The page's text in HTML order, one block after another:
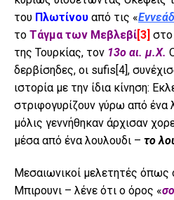
του Πλωτίνου από τις «
το Τάγμα των Μεβλεβί[3] στο
της Τουρκίας, τον 13ο αι. μ.Χ.
δερβίσηδες, οι sufis[4],
ιστορία με την ίδια κίνηση:
στριφογυρίζουν γύρω από ένα
μόλις γεννήθηκαν άρχισαν
μέσα από ένα λουλουδι – το
Μεσαιωνικοί μελετητές όπως
Μπιρουνι – λένε ότι ο όρος «